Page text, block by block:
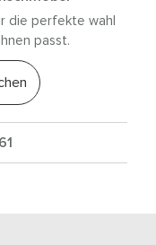
die perfekte wahl
passt.